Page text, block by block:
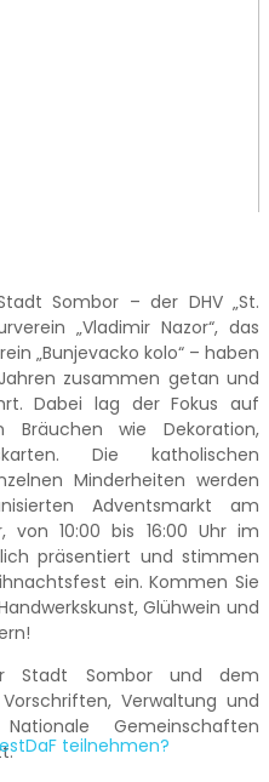
teilnehmen?
Sombor – der DHV „St.
„Vladimir Nazor“, das
„Bunjevacko kolo“ – haben
zusammen getan und
Dabei lag der Fokus auf
Bräuchen wie Dekoration,
Die katholischen
Minderheiten werden
Adventsmarkt am
von 10:00 bis 16:00 Uhr im
präsentiert und stimmen
ein. Kommen Sie
Glühwein und
Stadt Sombor und dem
Verwaltung und
Gemeinschaften